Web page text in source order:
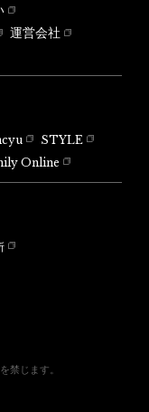
運営会社
STYLE
Online
禁じます。